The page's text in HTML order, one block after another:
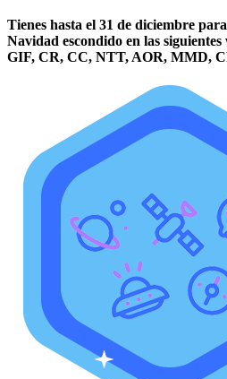
Tienes hasta el 31 de diciembre
Navidad escondido en las
GIF, CR, CC, NTT, AOR, MMD,